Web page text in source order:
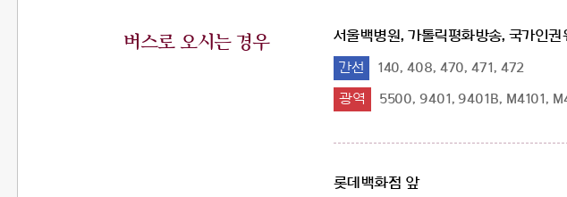
버스로 오시는 경우 서울백병원, 가톨릭평화방송, 국가인권
간선 140, 408, 470, 471, 472
광역 5500, 9401, 9401B, M4101,
롯데백화점 앞